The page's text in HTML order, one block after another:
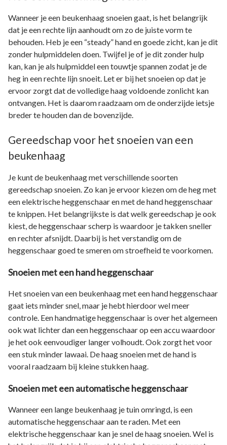
Wanneer je een beukenhaag snoeien gaat, is het belangrijk
dat je een rechte lijn aanhoudt om zo de juiste vorm te
behouden. Heb je een “steady” hand en goede zicht, kan je dit
zonder hulpmiddelen doen. Twijfel je of je dit zonder hulp
kan, kan je als hulpmiddel een touwtje spannen zodat je de
heg in een rechte lijn snoeit. Let er bij het snoeien op dat je
ervoor zorgt dat de volledige haag voldoende zonlicht kan
ontvangen. Het is daarom raadzaam om de onderzijde ietsje
breder te houden dan de bovenzijde.
Gereedschap voor het snoeien van een
beukenhaag
Je kunt de beukenhaag met verschillende soorten
gereedschap snoeien. Zo kan je ervoor kiezen om de heg met
een elektrische heggenschaar en met de hand heggenschaar
te knippen. Het belangrijkste is dat welk gereedschap je ook
kiest, de heggenschaar scherp is waardoor je takken sneller
en rechter afsnijdt. Daarbij is het verstandig om de
heggenschaar goed te smeren om stroefheid te voorkomen.
Snoeien met een hand heggenschaar
Het snoeien van een beukenhaag met een hand heggenschaar
gaat iets minder snel, maar je hebt hierdoor wel meer
controle. Een handmatige heggenschaar is over het algemeen
ook wat lichter dan een heggenschaar op een accu waardoor
je het ook eenvoudiger langer volhoudt. Ook zorgt het voor
een stuk minder lawaai. De haag snoeien met de hand is
vooral raadzaam bij kleine stukken haag.
Snoeien met een automatische heggenschaar
Wanneer een lange beukenhaag je tuin omringd, is een
automatische heggenschaar aan te raden. Met een
elektrische heggenschaar kan je snel de haag snoeien. Wel is